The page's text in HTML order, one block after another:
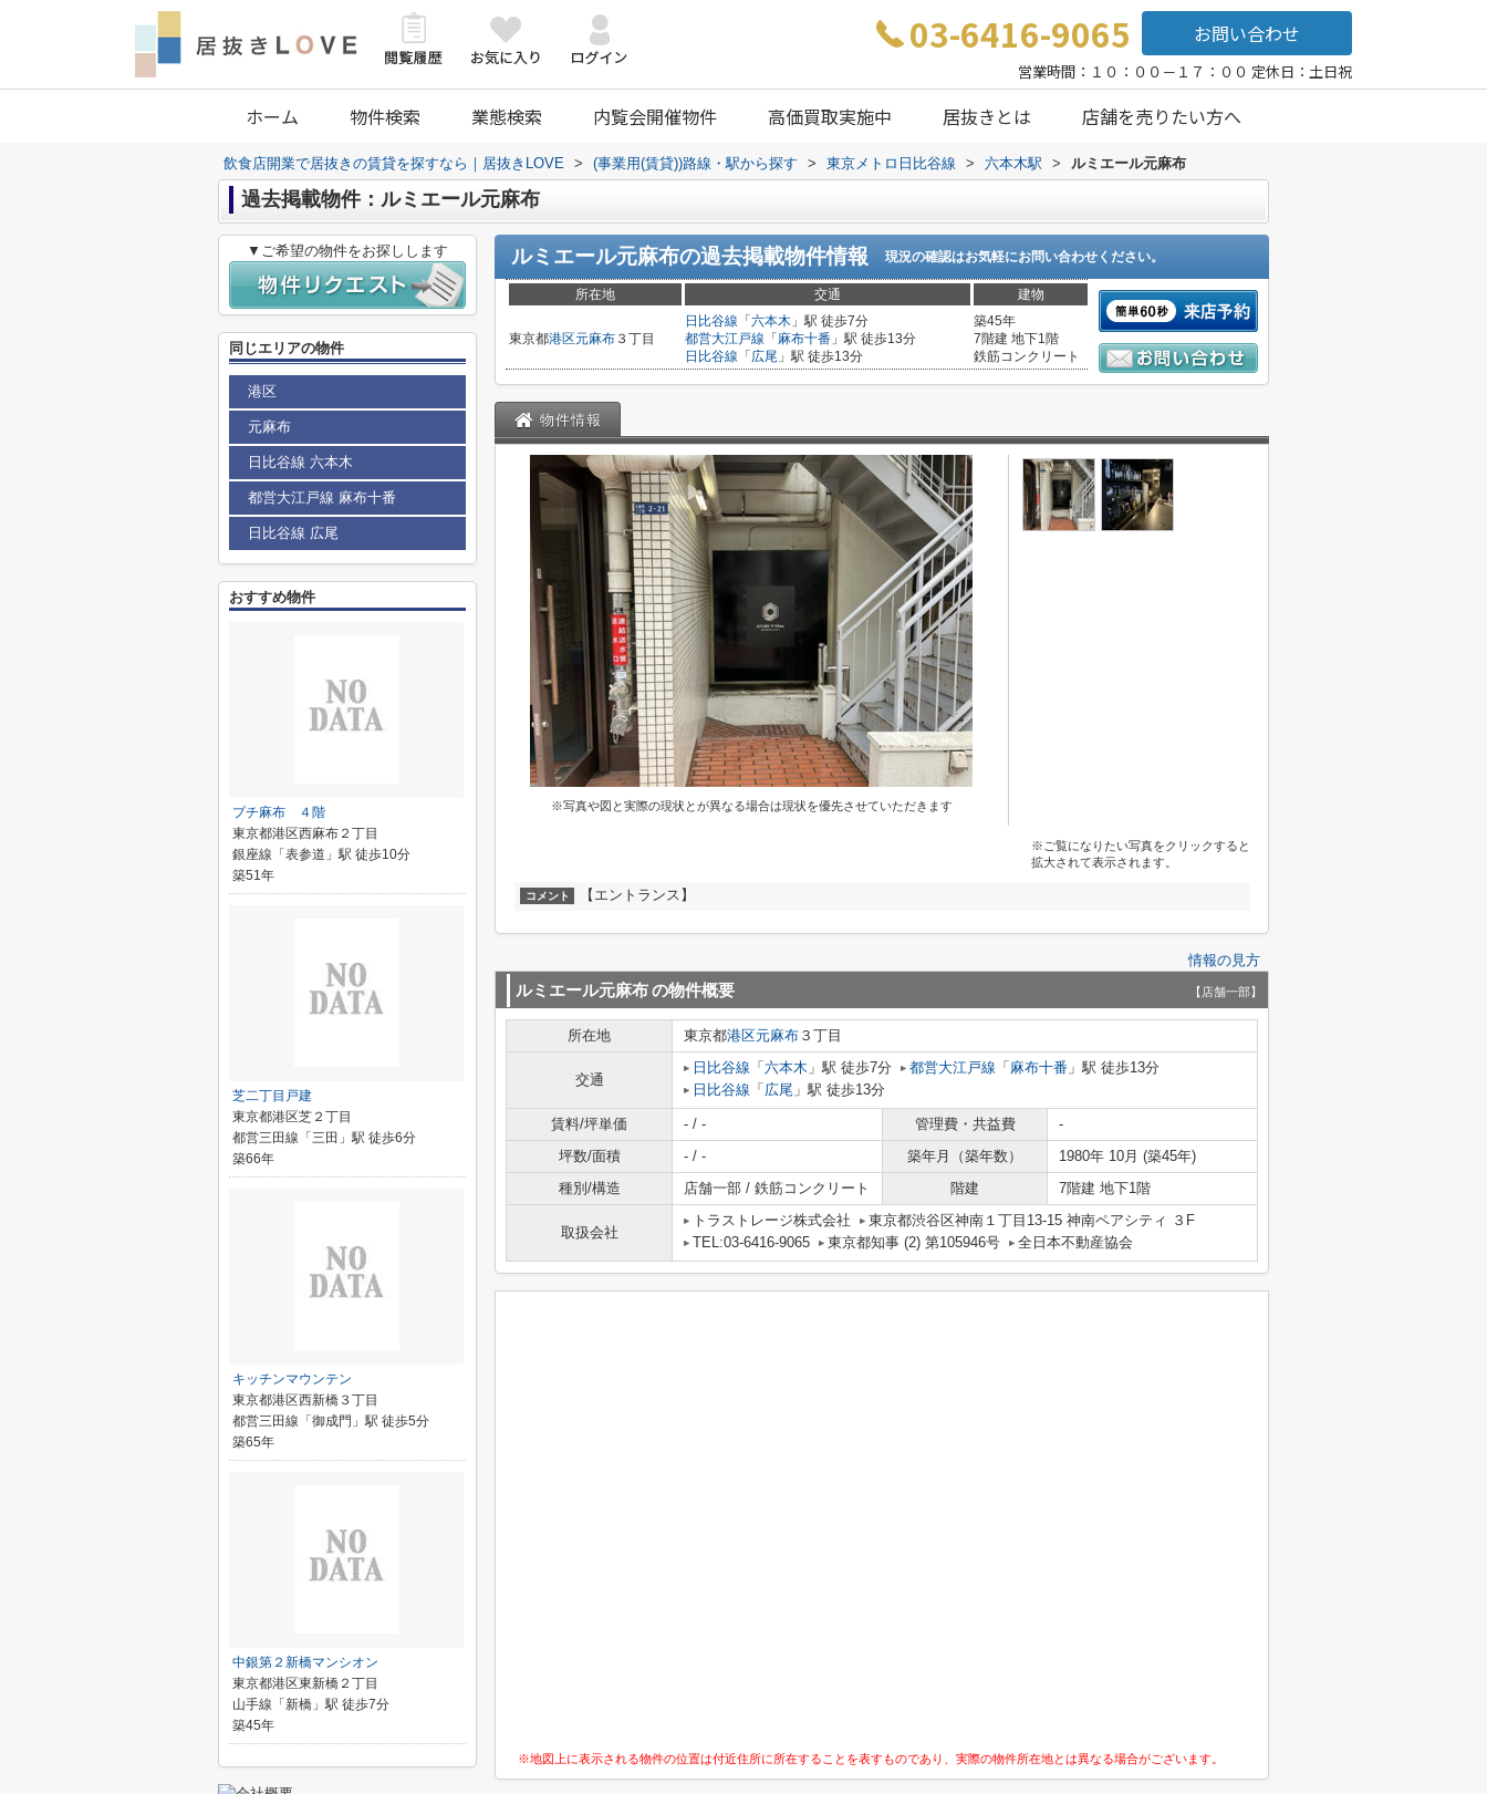
03-6416-9065 お問い合わせ
営業時間：１０：００－１７：００ 定休日：土日祝
ホーム 物件検索 業態検索 内覧会開催物件 高価買取実施中 居抜きとは 店舗を売りたい方へ
飲食店開業で居抜きの賃貸を探すなら｜居抜きLOVE > (事業用(賃貸))路線・駅から探す > 東京メトロ日比谷線 > 六本木駅 > ルミエール元麻布
過去掲載物件：ルミエール元麻布
ルミエール元麻布の過去掲載物件情報 現況の確認はお気軽にお問い合わせください。
所在地 交通 建物
東京都港区元麻布 ３丁目
日比谷線 「 六本木 」駅 徒歩7分
都営大江戸線 「 麻布十番 」駅 徒歩13分
日比谷線 「 広尾 」駅 徒歩13分
築45年
7階建 地下1階
鉄筋コンクリート
物件情報
※写真や図と実際の現状とが異なる場合は現状を優先させていただきます
※ご覧になりたい写真をクリックすると
拡大されて表示されます。
コメント 【エントランス】
情報の見方
ルミエール元麻布の物件概要 【店舗一部】
所在地 東京都港区元麻布 ３丁目
交通
日比谷線 「 六本木 」駅 徒歩7分 都営大江戸線 「 麻布十番 」駅 徒歩13分
日比谷線 「 広尾 」駅 徒歩13分
賃料/坪単価 - / - 管理費・共益費
-
坪数/面積
- / - 築年月（築年数）
1980年 10月 (築45年)
種別/構造
店舗一部 / 鉄筋コンクリート 階建 7階建 地下1階
取扱会社
トラストレージ株式会社
東京都渋谷区神南１丁目13-15 神南ペアシティ ３F
TEL:03-6416-9065
東京都知事 (2) 第105946号 全日本不動産協会
※地図上に表示される物件の位置は付近住所に所在することを表すものであり、実際の物件所在地とは異なる場合がございます。
▼ご希望の物件をお探しします
同じエリアの物件
港区
元麻布
日比谷線 六本木
都営大江戸線 麻布十番
日比谷線 広尾
おすすめ物件
プチ麻布 ４階
東京都港区西麻布２丁目
銀座線「表参道」駅 徒歩10分
築51年
芝二丁目戸建
東京都港区芝２丁目
都営三田線「三田」駅 徒歩6分
築66年
キッチンマウンテン
東京都港区西新橋３丁目
都営三田線「御成門」駅 徒歩5分
築65年
中銀第２新橋マンシオン
東京都港区東新橋２丁目
山手線「新橋」駅 徒歩7分
築45年